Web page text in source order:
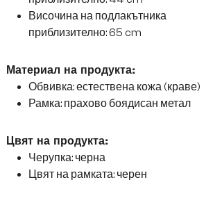
Височина на подлакътника
приблизително: 65 cm
Материал на продукта:
Обвивка: естествена кожа (краве)
Рамка: прахово боядисан метал
Цвят на продукта:
Черупка: черна
Цвят на рамката: черен